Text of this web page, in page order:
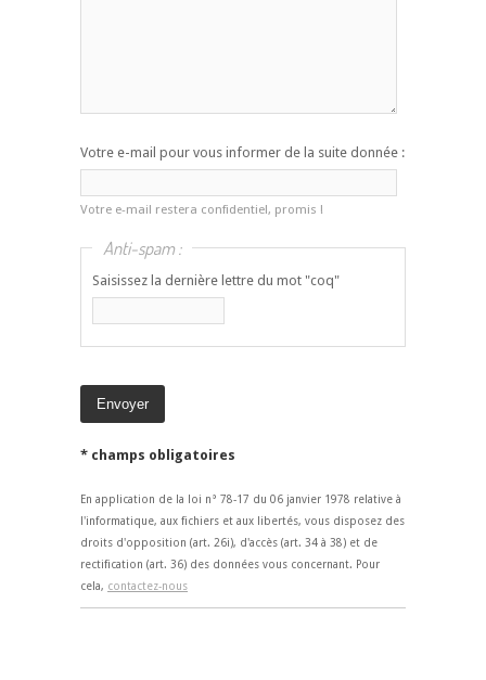
Votre e-mail pour vous informer de la suite donnée :
Votre e-mail restera confidentiel, promis !
Anti-spam :
Saisissez la dernière lettre du mot "coq"
* champs obligatoires
En application de la loi n° 78-17 du 06 janvier 1978 relative à
l'informatique, aux fichiers et aux libertés, vous disposez des
droits d'opposition (art. 26i), d'accès (art. 34 à 38) et de
rectification (art. 36) des données vous concernant. Pour
cela, contactez-nous